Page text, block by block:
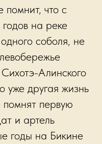
помнит, что с
на реке
соболя, не
Алинского
уже другая жизнь
первую
и артель
годы на Бикине